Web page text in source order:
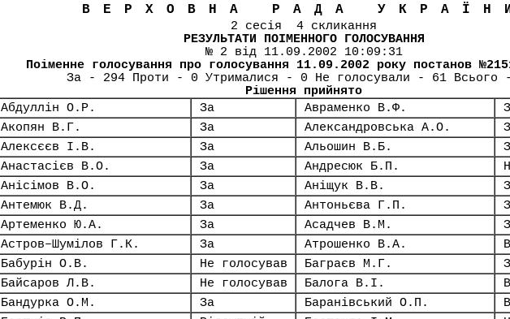
ВЕРХОВНА РАДА
2 сесія 4 скликання
РЕЗУЛЬТАТИ ПОІМЕННОГО ГОЛОСУВАННЯ
№ 2 від 11.09.2002 10:09:31
Поіменне голосування про голосування 11.09.2002 року постанов
За - 294 Проти - 0 Утрималися - 0 Не голосували - 61 Всього
Рішення прийнято
Абдуллін О.Р.
За Авраменко В.Ф.
Акопян В.Г.
За Александровська А.О.
Алексєєв І.В.
За Альошин В.Б.
Анастасієв В.О.
За Андресюк Б.П.
Анісімов В.О.
За Аніщук В.В.
Антемюк В.Д.
За Антоньєва Г.П.
Артеменко Ю.А.
За Асадчев В.М.
Астров–Шумілов Г.К.
За Атрошенко В.А.
Бабурін О.В.
Не голосував Баграєв М.Г.
Байсаров Л.В.
Не голосував Балога В.І.
Бандурка О.М.
За Баранівський О.П.